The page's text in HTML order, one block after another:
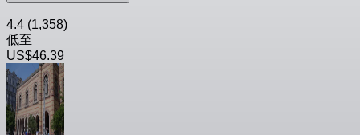
4.4 (1,358)
低至
US$46.39